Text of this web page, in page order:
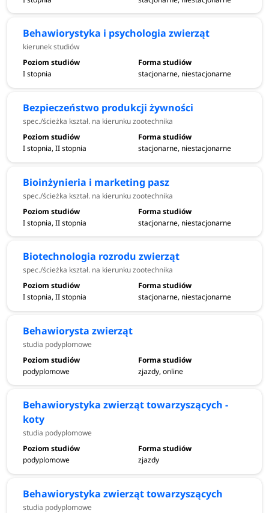
Behawiorystyka i psychologia zwierząt
kierunek studiów
I stopnia stacjonarne, niestacjonarne
Bezpieczeństwo produkcji żywności
spec./ścieżka kształ. na kierunku zootechnika
I stopnia, II stopnia stacjonarne, niestacjonarne
Bioinżynieria i marketing pasz
spec./ścieżka kształ. na kierunku zootechnika
I stopnia, II stopnia stacjonarne, niestacjonarne
Biotechnologia rozrodu zwierząt
spec./ścieżka kształ. na kierunku zootechnika
I stopnia, II stopnia stacjonarne, niestacjonarne
Behawiorysta zwierząt
studia podyplomowe
podyplomowe zjazdy, online
Behawiorystyka zwierząt towarzyszących -
koty
studia podyplomowe
podyplomowe zjazdy
Behawiorystyka zwierząt towarzyszących
studia podyplomowe